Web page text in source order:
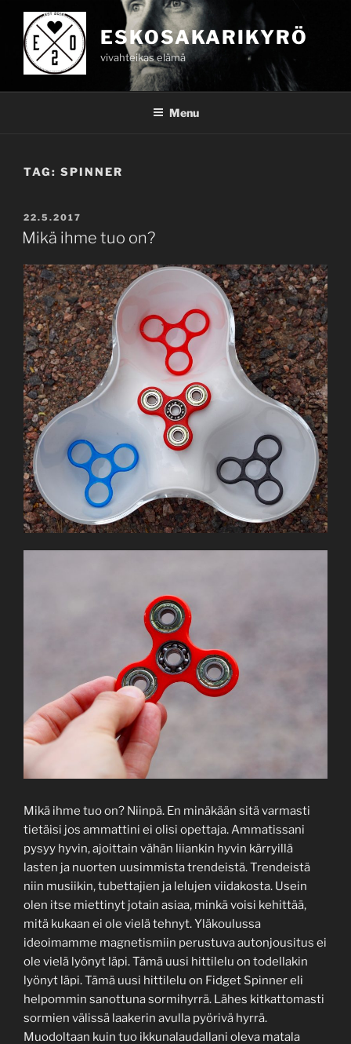
content
ESKOSAKARIKYRÖ
vivahteikas elämä
Menu
TAG: SPINNER
POSTED
ON
22.5.2017
Mikä ihme tuo on?
Mikä ihme tuo on? Niinpä. En minäkään sitä varmasti
tietäisi jos ammattini ei olisi opettaja. Ammatissani
pysyy hyvin, ajoittain vähän liiankin hyvin kärryillä
lasten ja nuorten uusimmista trendeistä. Trendeistä
niin musiikin, tubettajien ja lelujen viidakosta. Usein
olen itse miettinyt jotain asiaa, minkä voisi kehittää,
mitä kukaan ei ole vielä tehnyt. Yläkoulussa
ideoimamme magnetismiin perustuva autonjousitus ei
ole vielä lyönyt läpi. Tämä uusi hittilelu on todellakin
lyönyt läpi. Tämä uusi hittilelu on Fidget Spinner eli
helpommin sanottuna sormihyrrä. Lähes kitkattomasti
sormien välissä laakerin avulla pyörivä hyrrä.
Muodoltaan kuin tuo ikkunalaudallani oleva matala